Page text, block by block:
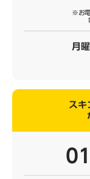
※お電
月
スキ